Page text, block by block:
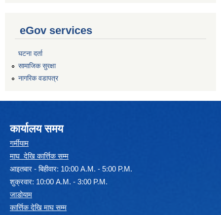
eGov services
घटना दर्ता
सामाजिक सुरक्षा
नागरिक वडापत्र
कार्यालय समय
गर्मीयाम
माघ देखि कार्त्तिक सम्म
आइतबार - बिहीवार: 10:00 A.M. - 5:00 P.M.
शुक्रवार: 10:00 A.M. - 3:00 P.M.
जाडोयाम
कार्त्तिक देखि माघ सम्म